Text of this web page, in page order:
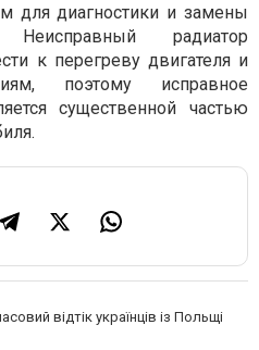
для диагностики и замены
Неисправный радиатор
к перегреву двигателя и
поэтому исправное
существенной частью
відтік українців із Польщі